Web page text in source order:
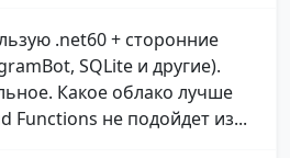
.net60 + сторонние
SQLite и другие).
Какое облако лучше
Functions не подойдет из...